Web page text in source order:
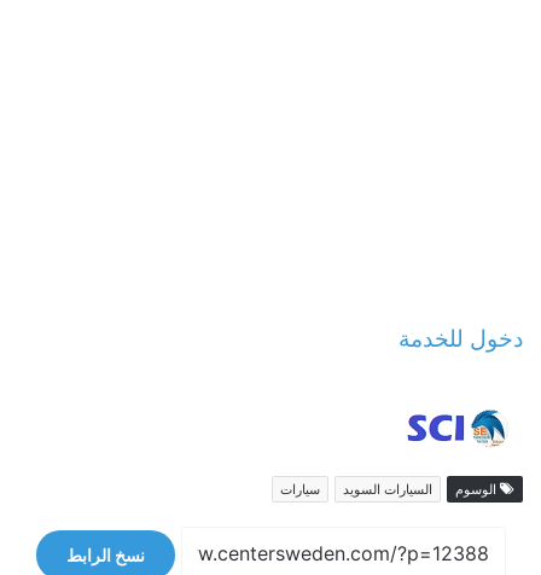
دخول للخدمة
الوسوم السيارات السويد سيارات
نسخ الرابط